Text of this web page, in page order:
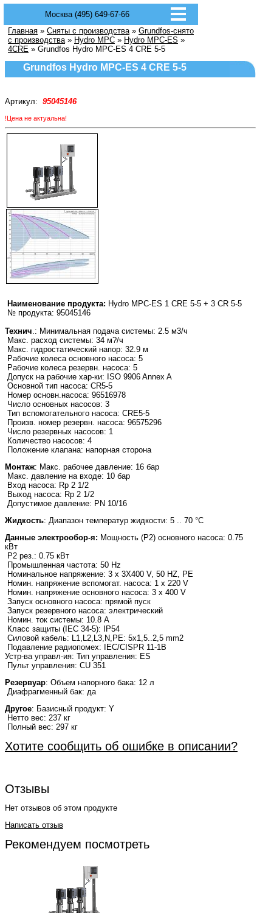
Москва (495) 649-67-66
Главная » Сняты с производства» Grundfos-снято
с производства» Hydro MPC » Hydro MPC-ES »
4CRE » Grundfos Hydro MPC-ES 4 CRE 5-5
Grundfos Hydro MPC-ES 4 CRE 5-5
Артикул: 95045146
!Цена не актуальна!
Наименование продукта: Hydro MPC-ES 1 CRE 5-5 + 3 CR 5-5
№ продукта: 95045146
Технич.: Минимальная подача системы: 2.5 м3/ч
Макс. расход системы: 34 м?/ч
Макс. гидростатический напор: 32.9 м
Рабочие колеса основного насоса: 5
Рабочие колеса резервн. насоса: 5
Допуск на рабочие хар-ки: ISO 9906 Annex A
Основной тип насоса: CR5-5
Номер основн.насоса: 96516978
Число основных насосов: 3
Тип вспомогательного насоса: CRE5-5
Произв. номер резервн. насоса: 96575296
Число резервных насосов: 1
Количество насосов: 4
Положение клапана: напорная сторона
Монтаж: Макс. рабочее давление: 16 бар
Макс. давление на входе: 10 бар
Вход насоса: Rp 2 1/2
Выход насоса: Rp 2 1/2
Допустимое давление: PN 10/16
Жидкость: Диапазон температур жидкости: 5 .. 70 °C
Данные электрообор-я: Мощность (Р2) основного насоса: 0.75
кВт
P2 рез.: 0.75 кВт
Промышленная частота: 50 Hz
Номинальное напряжение: 3 x 3X400 V, 50 HZ, PE
Номин. напряжение вспомогат. насоса: 1 x 220 V
Номин. напряжение основного насоса: 3 x 400 V
Запуск основного насоса: прямой пуск
Запуск резервного насоса: электрический
Номин. ток системы: 10.8 A
Класс защиты (IEC 34-5): IP54
Силовой кабель: L1,L2,L3,N,PE: 5x1,5..2,5 mm2
Подавление радиопомех: IEC/CISPR 11-1B
Устр-ва управл-ия: Тип управления: ES
Пульт управления: CU 351
Резервуар: Объем напорного бака: 12 л
Диафрагменный бак: да
Другое: Базисный продукт: Y
Нетто вес: 237 кг
Полный вес: 297 кг
Хотите сообщить об ошибке в описании?
Отзывы
Нет отзывов об этом продукте
Написать отзыв
Рекомендуем посмотреть